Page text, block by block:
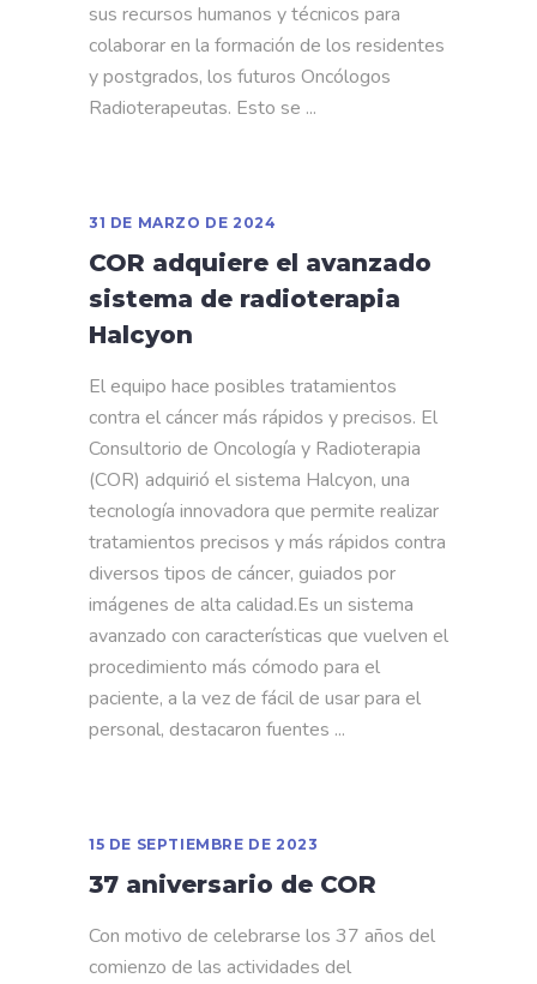
sus recursos humanos y técnicos para
colaborar en la formación de los residentes
y postgrados, los futuros Oncólogos
Radioterapeutas. Esto se
31 DE MARZO DE 2024
COR adquiere el avanzado
sistema de radioterapia
Halcyon
El equipo hace posibles tratamientos
contra el cáncer más rápidos y precisos. El
Consultorio de Oncología y Radioterapia
(COR) adquirió el sistema Halcyon, una
tecnología innovadora que permite realizar
tratamientos precisos y más rápidos contra
diversos tipos de cáncer, guiados por
imágenes de alta calidad.Es un sistema
avanzado con características que vuelven el
procedimiento más cómodo para el
paciente, a la vez de fácil de usar para el
personal, destacaron fuentes
15 DE SEPTIEMBRE DE 2023
37 aniversario de COR
Con motivo de celebrarse los 37 años del
comienzo de las actividades del